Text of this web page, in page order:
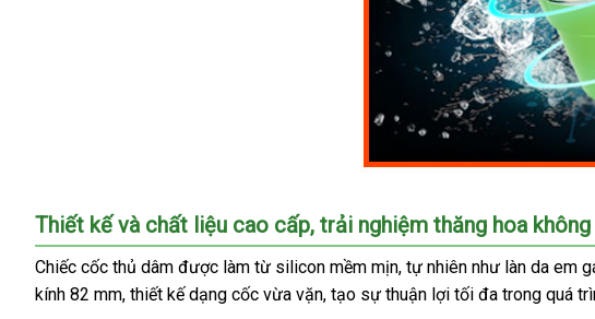
Đồ
Chơi
Tình
Dục
Nam
Thiết kế và chất liệu cao cấp, trải nghiệm thăng hoa
Chiếc cốc thủ dâm được làm từ silicon mềm mịn, tự nhiên như làn da em
kính 82 mm, thiết kế dạng cốc vừa vặn, tạo sự thuận lợi tối đa trong quá